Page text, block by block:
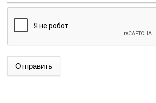
Отправить
ՌՈՒԲԵՆ ՌՈՒԲԻՆՅԱՆԸ ԸՆՏՐՎԵՑ ԱԺ